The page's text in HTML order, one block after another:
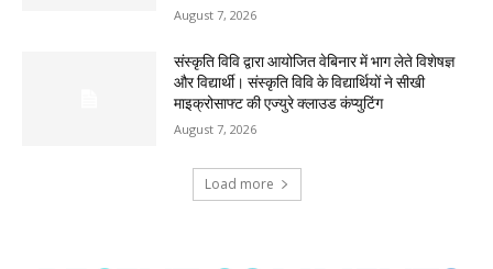
August 7, 2026
संस्कृति विवि द्वारा आयोजित वेबिनार में भाग लेते विशेषज्ञ
और विद्यार्थी। संस्कृति विवि के विद्यार्थियों ने सीखी
माइक्रोसाफ्ट की एज्युरे क्लाउड कंप्युटिंग
August 7, 2026
Load more